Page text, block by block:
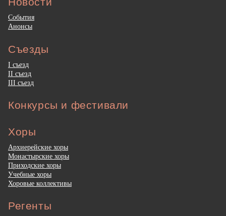
События
Анонсы
Съезды
I съезд
II съезд
III съезд
Конкурсы и фестивали
Хоры
Архиерейские хоры
Монастырские хоры
Приходские хоры
Учебные хоры
Хоровые коллективы
Регенты